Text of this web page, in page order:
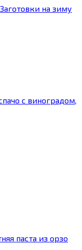
Заготовки на зиму
с виноградом,
паста из орзо